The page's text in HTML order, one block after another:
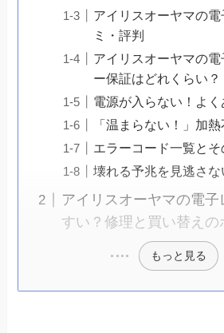
アイリスオーヤマの
ミ・評判
アイリスオーヤマの
ー保証はどれくらい？
電源が入らない！よ
「温まらない！」加
エラーコード一覧とそ
壊れる予兆を見逃さな
アイリスオーヤマの電
すい？修理と買い替えの
もっと見る